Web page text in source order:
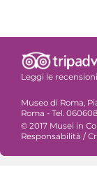
Leggi le
Museo di Roma,
Roma - Tel.
© 2017 Musei in
Responsabilità /